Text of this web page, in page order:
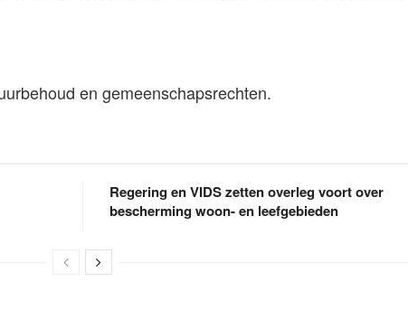
en gemeenschapsrechten.
Regering en VIDS zetten overleg voort over
bescherming woon- en leefgebieden